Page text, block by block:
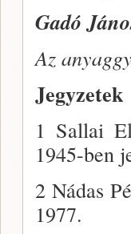
Gadó
Az
Jegyzetek
1 Sallai
1945-ben
2 Nádas
1977.